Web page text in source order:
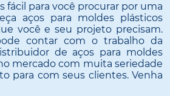
fácil para você procurar por uma
aços para moldes plásticos
você e seu projeto precisam.
contar com o trabalho da
de aços para moldes
mercado com muita seriedade
para com seus clientes. Venha